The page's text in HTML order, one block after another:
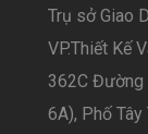
Trụ sở Giao
VP.Thiết Kế
362C Đường
6A), Phố